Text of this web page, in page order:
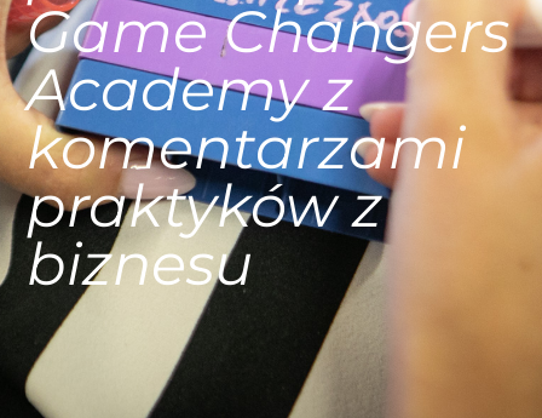
Game Changers
Academy z
komentarzami
praktyków z
biznesu